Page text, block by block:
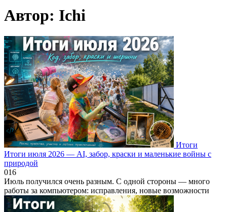
Автор: Ichi
Итоги
Итоги июля 2026 — AI, забор, краски и маленькие войны с
природой
016
Июль получился очень разным. С одной стороны — много
работы за компьютером: исправления, новые возможности